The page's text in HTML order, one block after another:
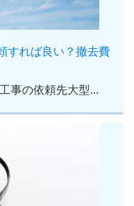
すれば良い？撤去費
事の依頼先大型...